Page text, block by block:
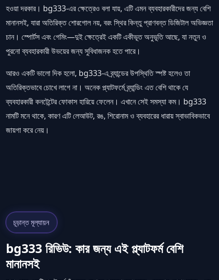
হওয়া দরকার। bg333-এর ক্ষেত্রেও বলা যায়, এটি এমন ব্যবহারকারীদের জন্য বেশি
মানানসই, যারা অতিরিক্ত শোরগোল নয়, বরং স্থির কিন্তু প্রাণবন্ত ডিজিটাল অভিজ্ঞতা
চান। স্পোর্টস এবং গেমিং—দুই ক্ষেত্রেই একটি একীভূত অনুভূতি আছে, যা নতুন ও
পুরনো ব্যবহারকারী উভয়ের জন্য সুবিধাজনক হতে পারে।
আরও একটি ভালো দিক হলো, bg333-এ ব্র্যান্ডের উপস্থিতি স্পষ্ট হলেও তা
অতিরিক্তভাবে চোখে লাগে না। অনেক প্ল্যাটফর্মে ব্র্যান্ডিং এত বেশি থাকে যে
ব্যবহারকারী কনটেন্টের ফোকাস হারিয়ে ফেলেন। এখানে সেই সমস্যা কম। bg333
নামটি মনে থাকে, কারণ এটি লেআউট, রঙ, শিরোনাম ও ব্যবহারের ধারায় স্বাভাবিকভাবে
জায়গা করে নেয়।
চূড়ান্ত মূল্যায়ন
bg333 রিভিউ: কার জন্য এই প্ল্যাটফর্ম বেশি
মানানসই